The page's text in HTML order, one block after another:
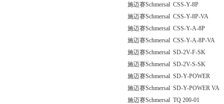
施迈赛Schmersal CSS-Y-8P
施迈赛Schmersal CSS-Y-8P-VA
施迈赛Schmersal CSS-Y-A-8P
施迈赛Schmersal CSS-Y-A-8P-VA
施迈赛Schmersal SD-2V-F-SK
施迈赛Schmersal SD-2V-S-SK
施迈赛Schmersal SD-Y-POWER
施迈赛Schmersal SD-Y-POWER VA
施迈赛Schmersal TQ 200-01